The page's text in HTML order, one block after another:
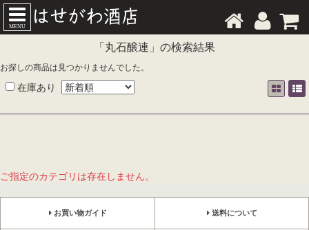
MENU
「丸石醸連」の検索結果
お探しの商品は見つかりませんでした。
在庫あり
ご指定のカテゴリは存在しません。
お買い物ガイド 送料について